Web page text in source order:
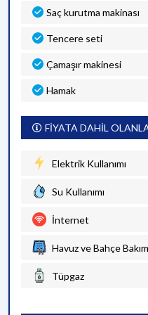
Saç kurutma makinası
Tencere seti
Çamaşır makinesi
Hamak
FİYATA DAHİL
Elektrik Kullanımı
Su Kullanımı
İnternet
Havuz ve Bahçe
Tüpgaz